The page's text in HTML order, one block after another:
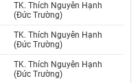
TK. Thích Nguyên Hạnh
(Đức Trường)
TK. Thích Nguyên Hạnh
(Đức Trường)
TK. Thích Nguyên Hạnh
(Đức Trường)